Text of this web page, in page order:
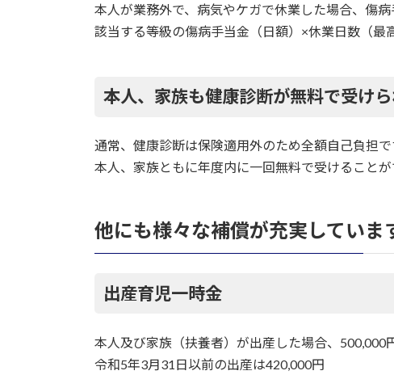
本人が業務外で、病気やケガで休業した場合、傷病
該当する等級の傷病手当金（日額）×休業日数（最
本人、家族も健康診断が無料で受け
通常、健康診断は保険適用外のため全額自己負担
本人、家族ともに年度内に一回無料で受けることが
他にも様々な補償が充実していま
出産育児一時金
本人及び家族（扶養者）が出産した場合、500,000
令和5年3月31日以前の出産は420,000円